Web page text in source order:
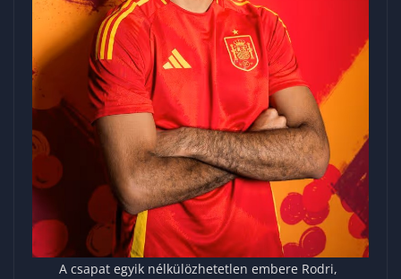
A csapat egyik nélkülözhetetlen embere Rodri,